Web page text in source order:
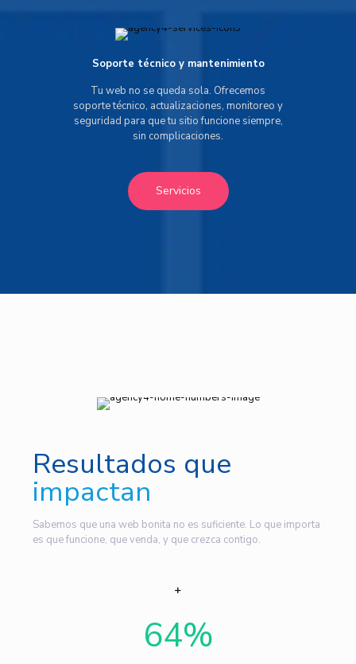
Soporte técnico y mantenimiento
Tu web no se queda sola. Ofrecemos
soporte técnico, actualizaciones, monitoreo y
seguridad para que tu sitio funcione siempre,
sin complicaciones.
Servicios
Resultados que
impactan
Sabemos que una web bonita no es suficiente. Lo que importa
es que funcione, que venda, y que crezca contigo.
64%